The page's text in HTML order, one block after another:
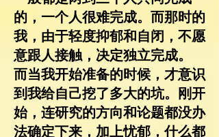
的，一个人很难完成。而那时的
我，由于轻度抑郁和自闭，不愿
意跟人接触，决定独立完成。
而当我开始准备的时候，才意识
到我给自己挖了多大的坑。刚开
始，连研究的方向和论题都没办
法确定下来，加上忧郁，什么都